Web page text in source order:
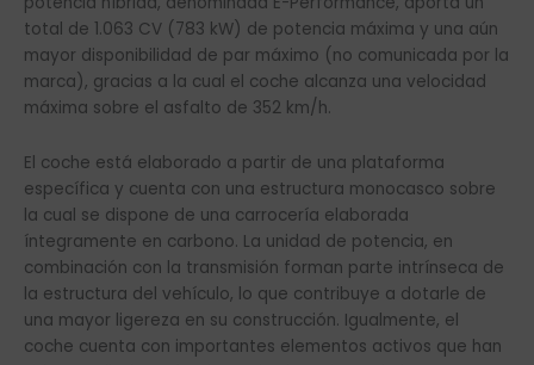
total de 1.063 CV (783 kW) de potencia máxima y una aún
mayor disponibilidad de par máximo (no comunicada por la
marca), gracias a la cual el coche alcanza una velocidad
máxima sobre el asfalto de 352 km/h.
El coche está elaborado a partir de una plataforma
específica y cuenta con una estructura monocasco sobre
la cual se dispone de una carrocería elaborada
íntegramente en carbono. La unidad de potencia, en
combinación con la transmisión forman parte intrínseca de
la estructura del vehículo, lo que contribuye a dotarle de
una mayor ligereza en su construcción. Igualmente, el
coche cuenta con importantes elementos activos que han